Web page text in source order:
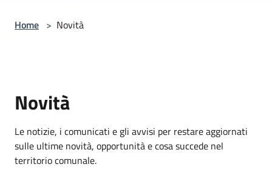
Home > Novità
Novità
Le notizie, i comunicati e gli avvisi per restare aggiornati
sulle ultime novità, opportunità e cosa succede nel
territorio comunale.